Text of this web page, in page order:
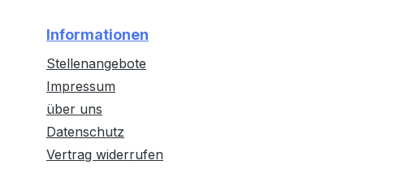
Informationen
Stellenangebote
Impressum
über uns
Datenschutz
Vertrag widerrufen